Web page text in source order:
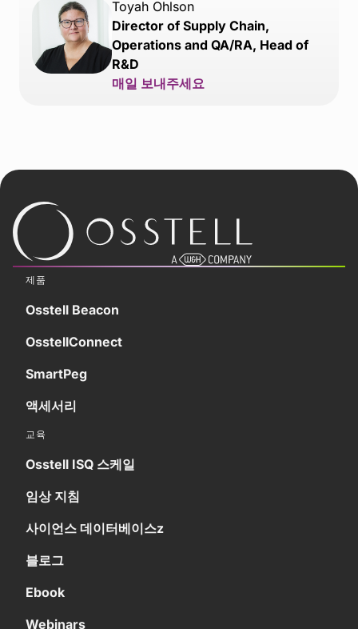
Toyah Ohlson
Director of Supply Chain,
Operations and QA/RA, Head of
R&D
매일 보내주세요
제품
Osstell Beacon
OsstellConnect
SmartPeg
액세서리
교육
Osstell ISQ 스케일
임상 지침
사이언스 데이터베이스z
블로그
Ebook
Webinars